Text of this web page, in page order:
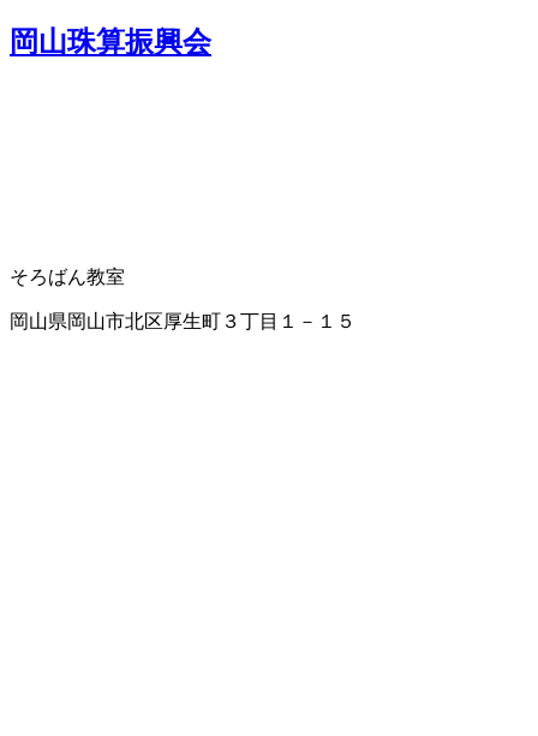
岡山珠算振興会
そろばん教室
岡山県岡山市北区厚生町３丁目１－１５